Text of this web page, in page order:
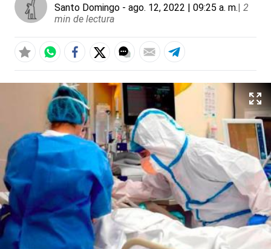
Santo Domingo - ago. 12, 2022 | 09:25 a. m.| 2
min de lectura